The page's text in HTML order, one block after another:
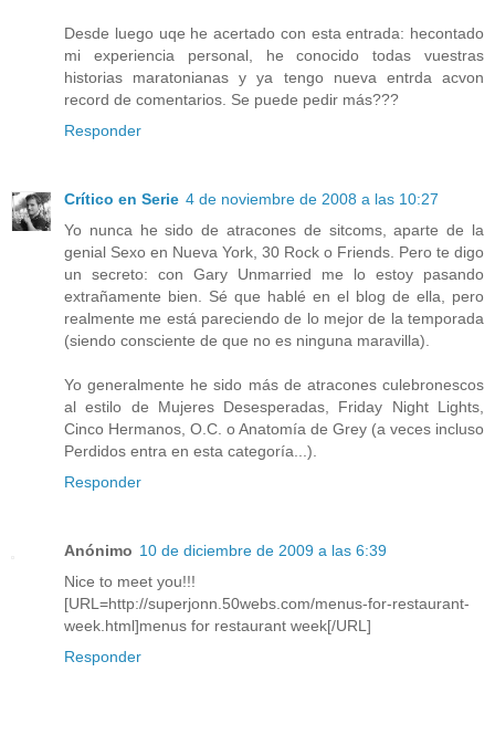
Desde luego uqe he acertado con esta entrada: hecontado
mi experiencia personal, he conocido todas vuestras
historias maratonianas y ya tengo nueva entrda acvon
record de comentarios. Se puede pedir más???
Responder
Crítico en Serie 4 de noviembre de 2008 a las 10:27
Yo nunca he sido de atracones de sitcoms, aparte de la
genial Sexo en Nueva York, 30 Rock o Friends. Pero te digo
un secreto: con Gary Unmarried me lo estoy pasando
extrañamente bien. Sé que hablé en el blog de ella, pero
realmente me está pareciendo de lo mejor de la temporada
(siendo consciente de que no es ninguna maravilla).
Yo generalmente he sido más de atracones culebronescos
al estilo de Mujeres Desesperadas, Friday Night Lights,
Cinco Hermanos, O.C. o Anatomía de Grey (a veces incluso
Perdidos entra en esta categoría...).
Responder
Anónimo 10 de diciembre de 2009 a las 6:39
Nice to meet you!!!
[URL=http://superjonn.50webs.com/menus-for-restaurant-
week.html]menus for restaurant week[/URL]
Responder